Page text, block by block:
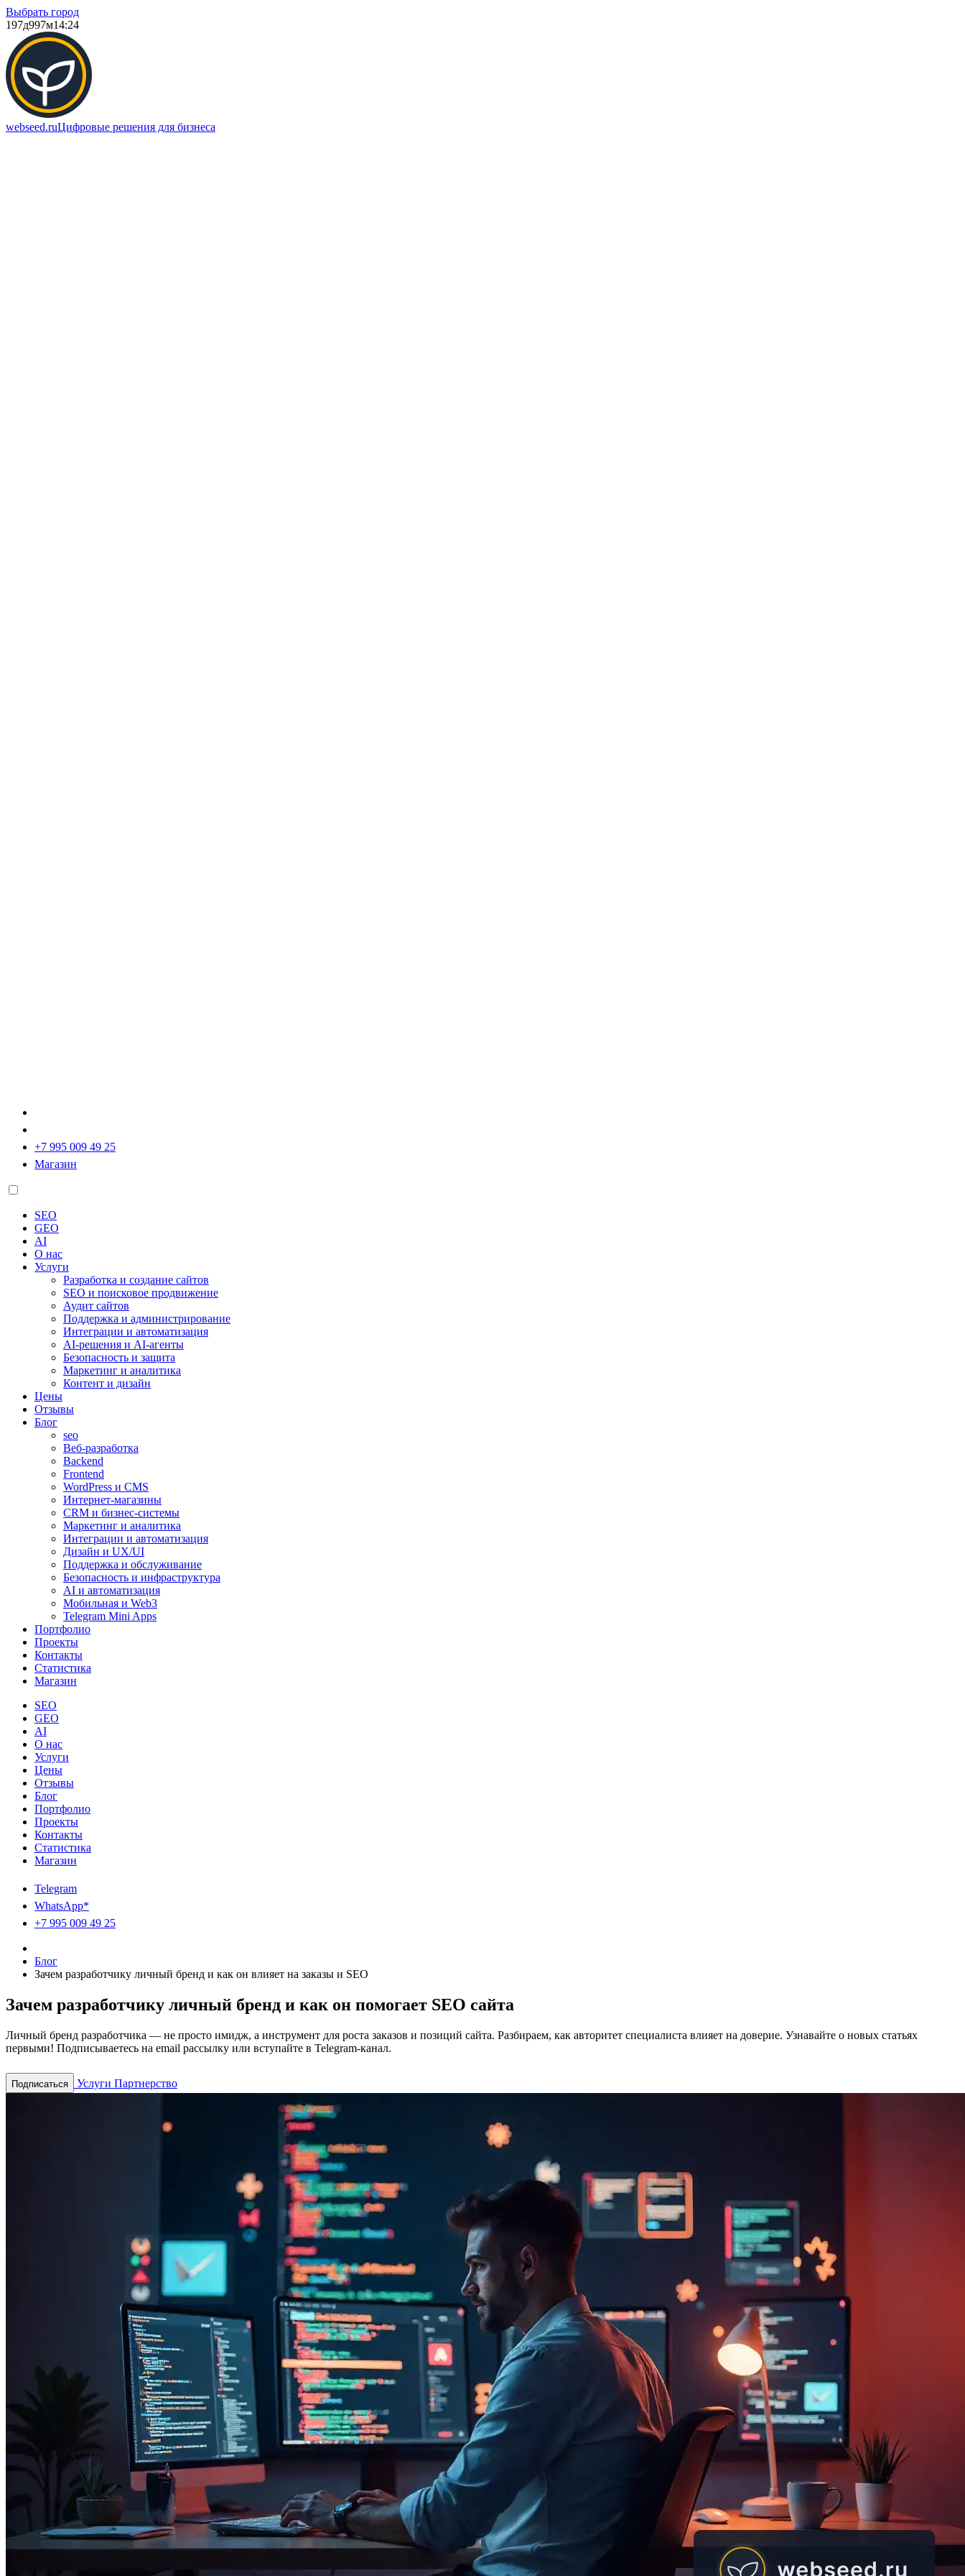
Выбрать город
197д997м14:24
webseed.ruЦифровые решения для бизнеса
+7 995 009 49 25
Магазин
SEO
GEO
AI
О нас
Услуги
Разработка и создание сайтов
SEO и поисковое продвижение
Аудит сайтов
Поддержка и администрирование
Интеграции и автоматизация
AI-решения и AI-агенты
Безопасность и защита
Маркетинг и аналитика
Контент и дизайн
Цены
Отзывы
Блог
seo
Веб-разработка
Backend
Frontend
WordPress и CMS
Интернет-магазины
CRM и бизнес-системы
Маркетинг и аналитика
Интеграции и автоматизация
Дизайн и UX/UI
Поддержка и обслуживание
Безопасность и инфраструктура
AI и автоматизация
Мобильная и Web3
Telegram Mini Apps
Портфолио
Проекты
Контакты
Статистика
Магазин
SEO
GEO
AI
О нас
Услуги
Цены
Отзывы
Блог
Портфолио
Проекты
Контакты
Статистика
Магазин
Telegram
WhatsApp*
+7 995 009 49 25
Блог
Зачем разработчику личный бренд и как он влияет на заказы и SEO
Зачем разработчику личный бренд и как он помогает SEO сайта
Личный бренд разработчика — не просто имидж, а инструмент для роста заказов и позиций сайта. Разбираем, как авторитет специалиста влияет на доверие. Узнавайте о новых статьях
первыми! Подписываетесь на email рассылку или вступайте в Telegram-канал.
Подписаться Услуги Партнерство